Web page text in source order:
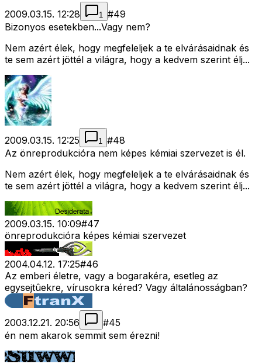
2009.03.15. 12:28 1 #49
Bizonyos esetekben...Vagy nem?
Nem azért élek, hogy megfeleljek a te elvárásaidnak és
te sem azért jöttél a világra, hogy a kedvem szerint élj...
2009.03.15. 12:25 1 #48
Az önreprodukcióra nem képes kémiai szervezet is él.
Nem azért élek, hogy megfeleljek a te elvárásaidnak és
te sem azért jöttél a világra, hogy a kedvem szerint élj...
2009.03.15. 10:09#47
önreprodukcióra képes kémiai szervezet
2004.04.12. 17:25#46
Az emberi életre, vagy a bogarakéra, esetleg az
egysejtûekre, vírusokra kéred? Vagy általánosságban?
2003.12.21. 20:56 #45
én nem akarok semmit sem érezni!